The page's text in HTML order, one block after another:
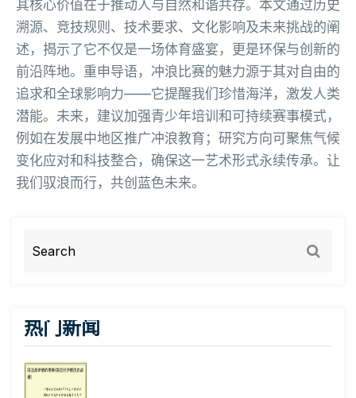
其核心价值在于推动人与自然和谐共存。本文通过历史
溯源、竞技规则、技术要求、文化影响及未来挑战的阐
述，揭示了它不仅是一场体育盛宴，更是环保与创新的
前沿阵地。重申导语，冲浪比赛的魅力源于其对自由的
追求和全球影响力——它提醒我们珍惜海洋，激发人类
潜能。未来，建议加强青少年培训和可持续赛事模式，
例如在发展中地区推广冲浪教育；研究方向可聚焦气候
变化应对和科技整合，确保这一艺术形式永续传承。让
我们驭浪而行，共创蓝色未来。
热门新闻